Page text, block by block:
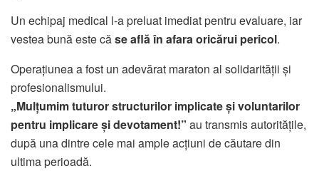
Un echipaj medical l-a preluat imediat pentru evaluare, iar
vestea bună este căse află în afara oricărui pericol.
Operațiunea a fost un adevărat maraton al solidarității și
profesionalismului.
„Mulțumim tuturor structurilor implicate și voluntarilor
pentru implicare și devotament!” au transmis autoritățile,
după una dintre cele mai ample acțiuni de căutare din
ultima perioadă.